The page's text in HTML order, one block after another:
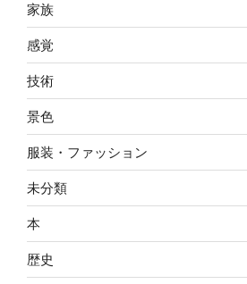
家族
感覚
技術
景色
服装・ファッション
未分類
本
歴史